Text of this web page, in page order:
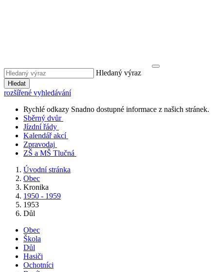
Hledaný výraz
Hledat
rozšířené vyhledávání
Rychlé odkazy Snadno dostupné informace z našich stránek.
Sběrný dvůr
Jízdní řády
Kalendář akcí
Zpravodaj
ZŠ a MŠ Tlučná
Úvodní stránka
Obec
Kronika
1950 - 1959
1953
Důl
Obec
Škola
Důl
Hasiči
Ochotníci